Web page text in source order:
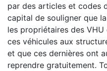
par des articles et codes
capital de souligner que
les propriétaires des
ces véhicules aux
et que ces dernières ont
reprendre gratuitement.